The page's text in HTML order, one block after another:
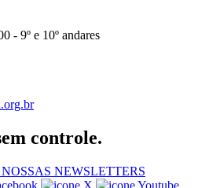
- 9º e 10º andares
controle.
NEWSLETTERS